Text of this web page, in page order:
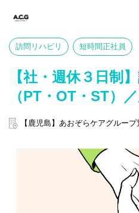
訪問リハビリ 短時間正社員
【社・週休３日制
（PT・OT・ST）
【鹿児島】あおぞらケアグループ